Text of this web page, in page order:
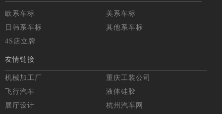
欧系车标
美系车标
日韩系车标
其他系车标
4S店立牌
友情链接
机械加工厂
重庆工装公司
飞行汽车
液体硅胶
展厅设计
杭州汽车网